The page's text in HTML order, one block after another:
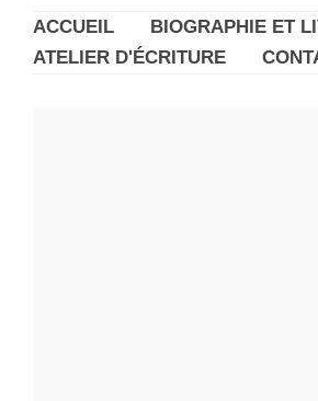
ACCUEIL BIOGRAPHIE ET
ATELIER D'ÉCRITURE